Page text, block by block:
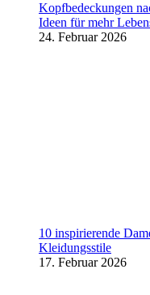
Kopfbedeckungen
Ideen für mehr
24. Februar 2026
10 inspirierende
Kleidungsstile
17. Februar 2026